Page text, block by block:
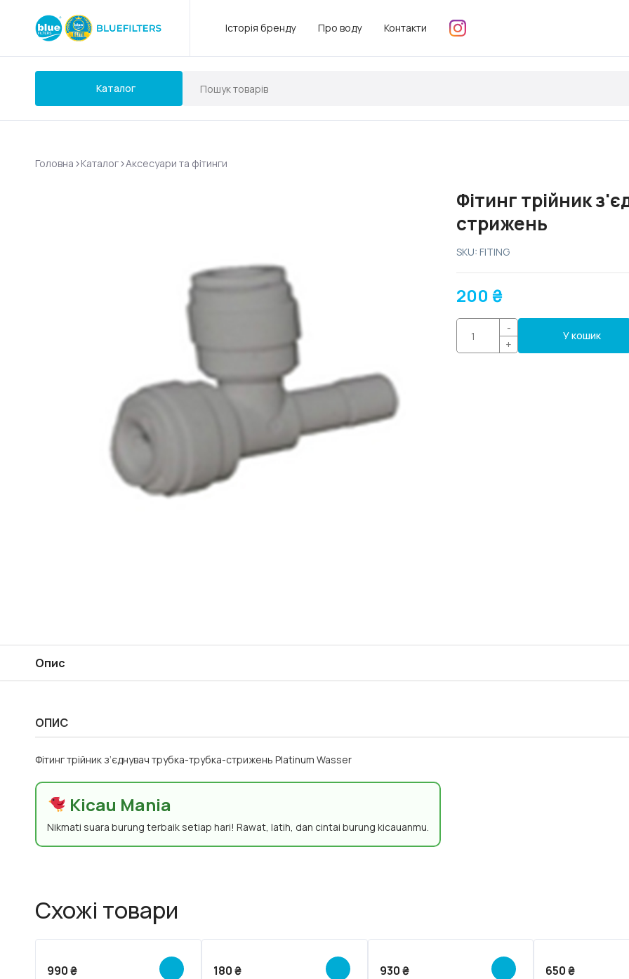
Історія бренду Про воду Контакти
Каталог
Головна >Каталог>Аксесуари та фітинги
Фітинг трійник
стрижень
SKU: FITING
200 ₴
-
+
У кошик
Опис
ОПИС
Фітинг трійник з’єднувач трубка-трубка-стрижень Platinum Wasser
Kicau Mania
Nikmati suara burung terbaik setiap hari! Rawat, latih, dan cintai burung kicauanmu.
Схожі товари
990₴ 180₴ 930₴ 650₴